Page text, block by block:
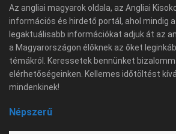
Az angliai magyarok oldala, az Angliai
információs és hirdető portál, ahol mindig
legaktuálisabb információkat adjuk át az
a Magyarországon élőknek az őket
témákról. Keressetek bennünket
elérhetőségeinken. Kellemes időtöltést
mindenkinek!
Népszerű